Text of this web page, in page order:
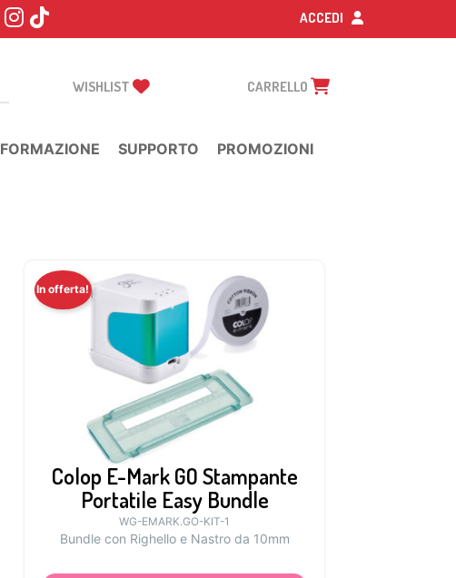
ACCEDI
WISHLIST CARRELLO
FORMAZIONE SUPPORTO PROMOZIONI
In offerta!
Colop E-Mark GO Stampante
Portatile Easy Bundle
WG-EMARK.GO-KIT-1
Bundle con Righello e Nastro da 10mm